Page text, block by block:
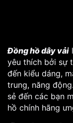
Đồng hồ dây vải
yêu thích bởi sự
đến kiểu dáng,
trung, năng
sẻ đến các bạn
hồ chính hãng